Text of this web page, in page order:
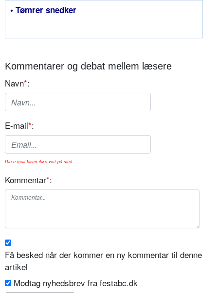
• Tømrer snedker
Kommentarer og debat mellem læsere
Navn*:
E-mail*:
Din e-mail bliver ikke vist på sitet.
Kommentar*:
Få besked når der kommer en ny kommentar til denne
artikel
Modtag nyhedsbrev fra festabc.dk